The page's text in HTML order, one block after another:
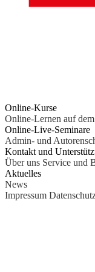
Online-Kurse
Online-Lernen auf
Online-Live-Seminare
Admin- und
Kontakt und
Über uns Service und
Aktuelles
News
Impressum